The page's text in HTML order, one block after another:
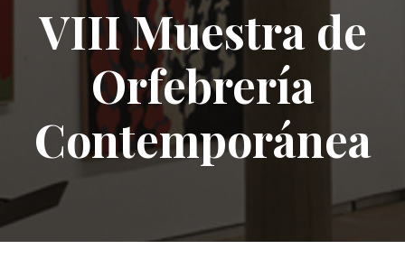
VIII Muestra de
Orfebrería
Contemporánea